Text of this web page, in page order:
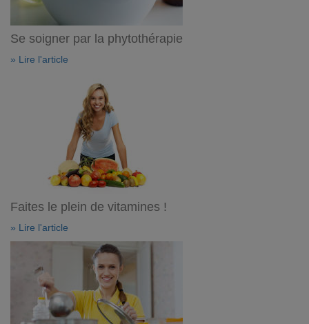
Se soigner par la phytothérapie
» Lire l'article
Faites le plein de vitamines !
» Lire l'article